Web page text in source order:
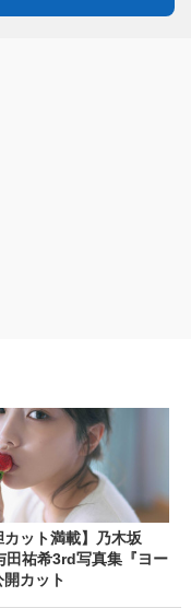
カット満載】乃木坂
田祐希3rd写真集『ヨー
開カット